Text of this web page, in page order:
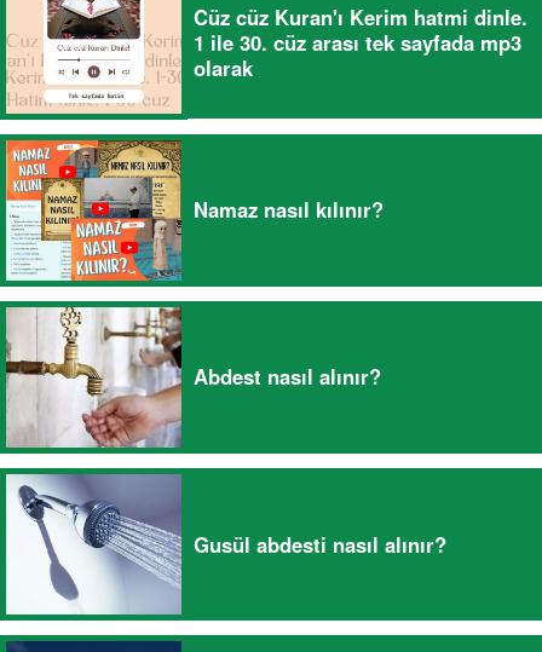
Cüz cüz Kuran'ı Kerim hatmi dinle.
1 ile 30. cüz arası tek sayfada mp3
olarak
Namaz nasıl kılınır?
Abdest nasıl alınır?
Gusül abdesti nasıl alınır?